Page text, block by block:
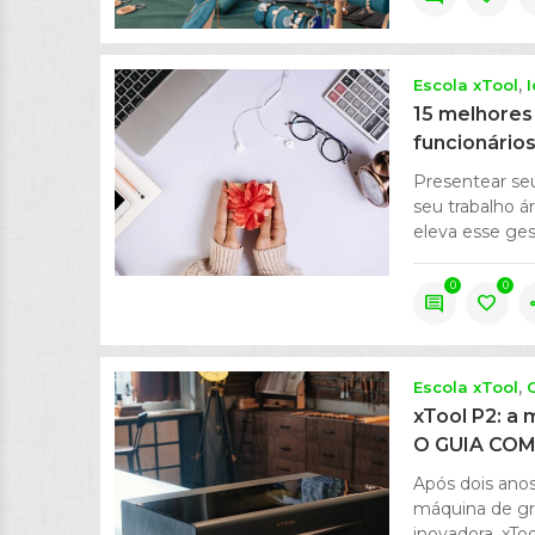
Escola xTool
15
funcionários
Presentear
seu trabalho
eleva esse
comment
0
favorite
0
Escola xTool
xTool P2: a
O GUIA
Após dois
máquina de